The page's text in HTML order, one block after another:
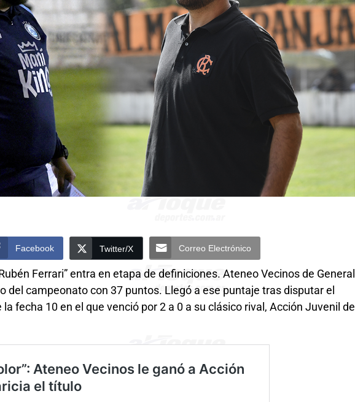
Facebook Twitter/X Correo Electrónico
Ferrari” entra en etapa de definiciones. Ateneo Vecinos de General
del campeonato con 37 puntos. Llegó a ese puntaje tras disputar el
fecha 10 en el que venció por 2 a 0 a su clásico rival, Acción Juvenil de